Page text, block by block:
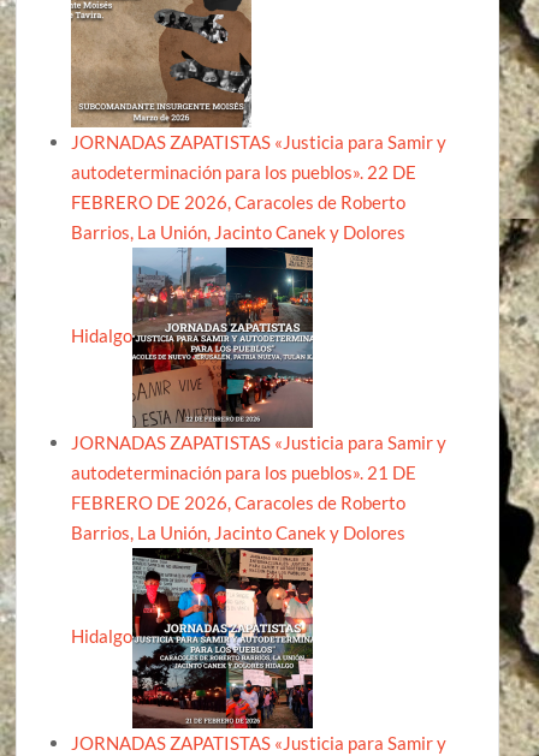
JORNADAS ZAPATISTAS «Justicia para Samir y
autodeterminación para los pueblos». 22 DE
FEBRERO DE 2026, Caracoles de Roberto
Barrios, La Unión, Jacinto Canek y Dolores
Hidalgo
JORNADAS ZAPATISTAS «Justicia para Samir y
autodeterminación para los pueblos». 21 DE
FEBRERO DE 2026, Caracoles de Roberto
Barrios, La Unión, Jacinto Canek y Dolores
Hidalgo
JORNADAS ZAPATISTAS «Justicia para Samir y